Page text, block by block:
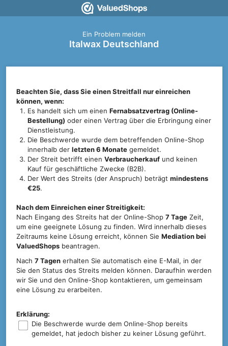
Ein Problem melden
Italwax Deutschland
Beachten Sie, dass Sie einen Streitfall nur einreichen
können, wenn:
Es handelt sich um einenFernabsatzvertrag (Online-
Bestellung) oder einen Vertrag über die Erbringung einer
Dienstleistung.
Die Beschwerde wurde dem betreffenden Online-Shop
innerhalb derletzten 6 Monate gemeldet.
Der Streit betrifft einenVerbraucherkauf und keinen
Kauf für geschäftliche Zwecke (B2B).
Der Wert des Streits (der Anspruch) beträgtmindestens
€25.
Nach dem Einreichen einer Streitigkeit:
Nach Eingang des Streits hat der Online-Shop 7 TageZeit,
um eine geeignete Lösung zu finden. Wird innerhalb dieses
Zeitraums keine Lösung erreicht, können Sie Mediation bei
ValuedShopsbeantragen.
Nach 7 Tagenerhalten Sie automatisch eine E-Mail, in der
Sie den Status des Streits melden können. Daraufhin werden
wir Sie und den Online-Shop kontaktieren, um gemeinsam
eine Lösung zu erarbeiten.
Erklärung:
Die Beschwerde wurde dem Online-Shop bereits
gemeldet, hat jedoch bisher zu keiner Lösung geführt.